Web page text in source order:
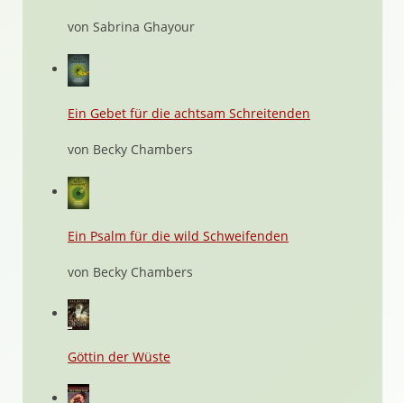
von Sabrina Ghayour
Ein Gebet für die achtsam Schreitenden
von Becky Chambers
Ein Psalm für die wild Schweifenden
von Becky Chambers
Göttin der Wüste